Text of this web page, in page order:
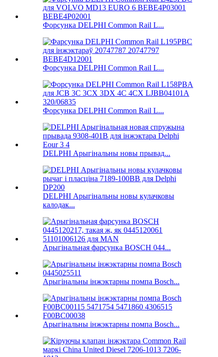
Форсунка DELPHI Common Rail L...
Форсунка DELPHI Common Rail L...
Форсунка DELPHI Common Rail L...
DELPHI Арыгінальны новы прывад...
DELPHI Арыгінальны новы кулачковы
калодак...
Арыгінальная фарсунка BOSCH 044...
Арыгінальны інжэктарны помпа Bosch...
Арыгінальны інжэктарны помпа Bosch...